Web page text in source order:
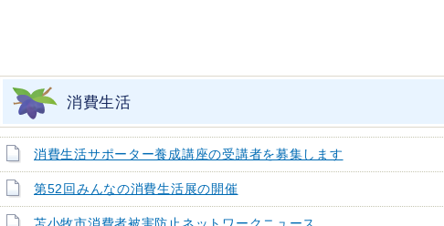
消費生活
消費生活サポーター養成講座の受講者を募集します
第52回みんなの消費生活展の開催